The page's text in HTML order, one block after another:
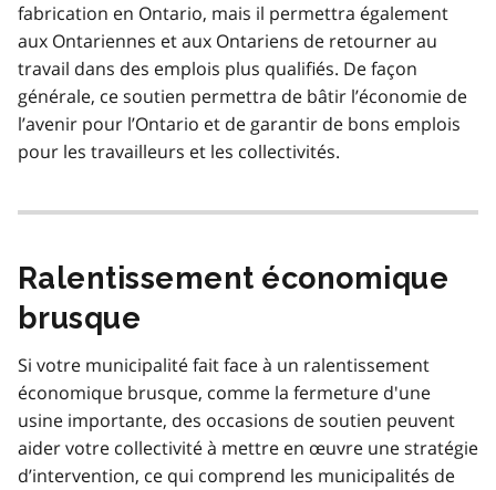
fabrication en Ontario, mais il permettra également
aux Ontariennes et aux Ontariens de retourner au
travail dans des emplois plus qualifiés. De façon
générale, ce soutien permettra de bâtir l’économie de
l’avenir pour l’Ontario et de garantir de bons emplois
pour les travailleurs et les collectivités.
Ralentissement économique
brusque
Si votre municipalité fait face à un ralentissement
économique brusque, comme la fermeture d'une
usine importante, des occasions de soutien peuvent
aider votre collectivité à mettre en œuvre une stratégie
d’intervention, ce qui comprend les municipalités de